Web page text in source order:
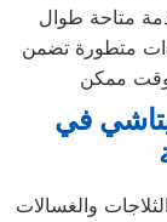
متاحة طوال
متطورة تضمن
في
والغسالات